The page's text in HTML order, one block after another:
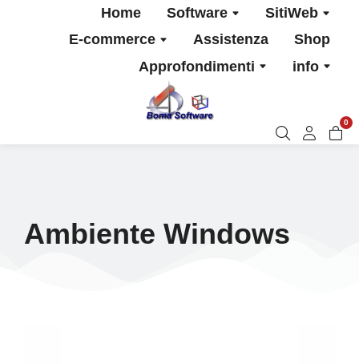
Home Software
SitiWeb
E-commerce
Assistenza
Shop
Approfondimenti
info
0
Ambiente Windows